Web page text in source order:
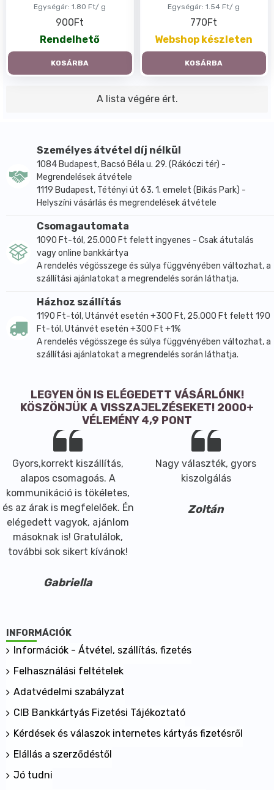
Egységár: 1.80 Ft/ g
900Ft
Rendelhető
KOSÁRBA
Egységár: 1.54 Ft/ g
770Ft
Webshop készleten
KOSÁRBA
A lista végére ért.
Személyes átvétel díj nélkül
1084 Budapest, Bacsó Béla u. 29. (Rákóczi tér) -
Megrendelések átvétele
1119 Budapest, Tétényi út 63. 1. emelet (Bikás Park) -
Helyszíni vásárlás és megrendelések átvétele
Csomagautomata
1090 Ft-tól, 25.000 Ft felett ingyenes - Csak átutalás
vagy online bankkártya
A rendelés végösszege és súlya függvényében változhat, a
szállítási ajánlatokat a megrendelés során láthatja.
Házhoz szállítás
1190 Ft-tól, Utánvét esetén +300 Ft, 25.000 Ft felett 190
Ft-tól, Utánvét esetén +300 Ft +1%
A rendelés végösszege és súlya függvényében változhat, a
szállítási ajánlatokat a megrendelés során láthatja.
LEGYEN ÖN IS ELÉGEDETT VÁSÁRLÓNK!
KÖSZÖNJÜK A VISSZAJELZÉSEKET! 2000+
VÉLEMÉNY 4,9 PONT
Gyors,korrekt kiszállítás,
alapos csomagoás. A
kommunikáció is tökéletes,
és az árak is megfelelőek. Én
elégedett vagyok, ajánlom
másoknak is! Gratulálok,
további sok sikert kívánok!
Gabriella
Nagy választék, gyors
kiszolgálás
Zoltán
INFORMÁCIÓK
Információk - Átvétel, szállítás, fizetés
Felhasználási feltételek
Adatvédelmi szabályzat
CIB Bankkártyás Fizetési Tájékoztató
Kérdések és válaszok internetes kártyás fizetésről
Elállás a szerződéstől
Jó tudni